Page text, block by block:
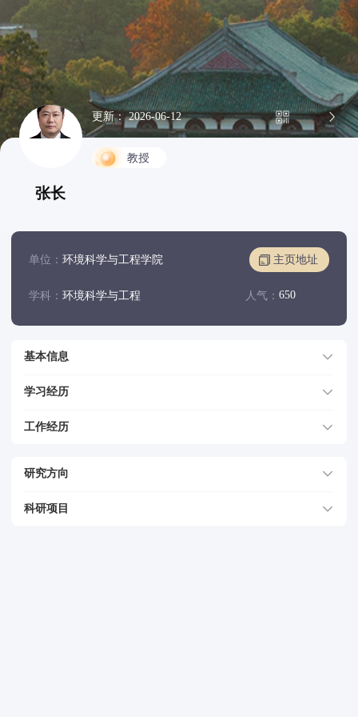
张长
更新： 2026-06-12
教授
单位： 环境科学与工程学院 主页地址
学科： 环境科学与工程 人气：650
基本信息
学习经历
工作经历
研究方向
科研项目